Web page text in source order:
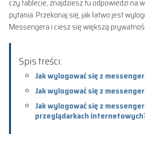
czy tablecie, znajdziesz tu odpowiedzi na
pytania. Przekonaj się, jak łatwo jest
Messengera i ciesz się większą
Spis treści:
Jak wylogować się z
Jak wylogować się z
Jak wylogować się z
przeglądarkach